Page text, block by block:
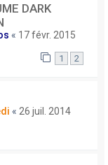
DARK
« 17 févr. 2015
1 2
« 26 juil. 2014